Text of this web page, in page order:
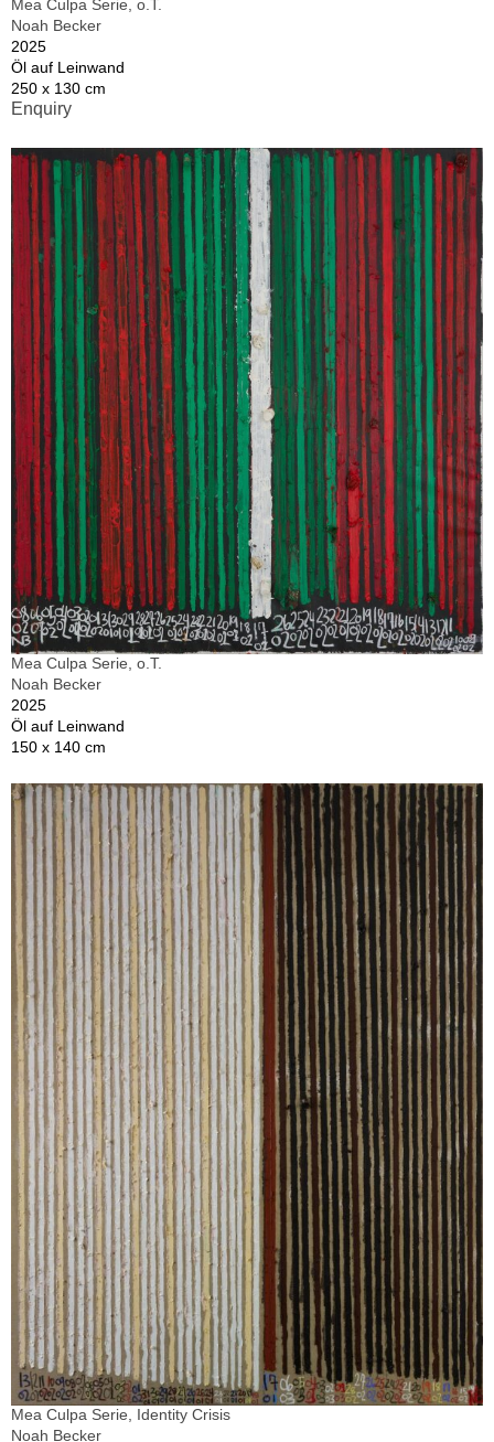
Mea Culpa Serie, o.T.
Noah Becker
2025
Öl auf Leinwand
250 x 130 cm
Enquiry
Mea Culpa Serie, o.T.
Noah Becker
2025
Öl auf Leinwand
150 x 140 cm
Mea Culpa Serie, Identity Crisis
Noah Becker